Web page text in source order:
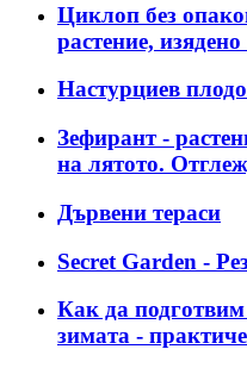
Циклоп без
растение,
Настурциев
Зефирант -
на лятото.
Дървени тераси
Secret Garden -
Как да
зимата -